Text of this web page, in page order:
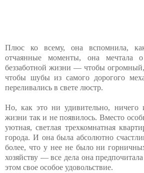
Плюс ко всему, она вспомнила,
отчаянные моменты, она мечтала о
беззаботной жизни — чтобы
чтобы шубы из самого дорогого
переливались в свете люстр.
Но, как это ни удивительно, ничего
жизни так и не появилось. Вместо
уютная, светлая трехкомнатная
города. И она была абсолютно
более, что у нее не было ни
хозяйству — все дела она
этом свое особое удовольствие.